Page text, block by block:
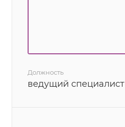
Должность
ведущий специалист